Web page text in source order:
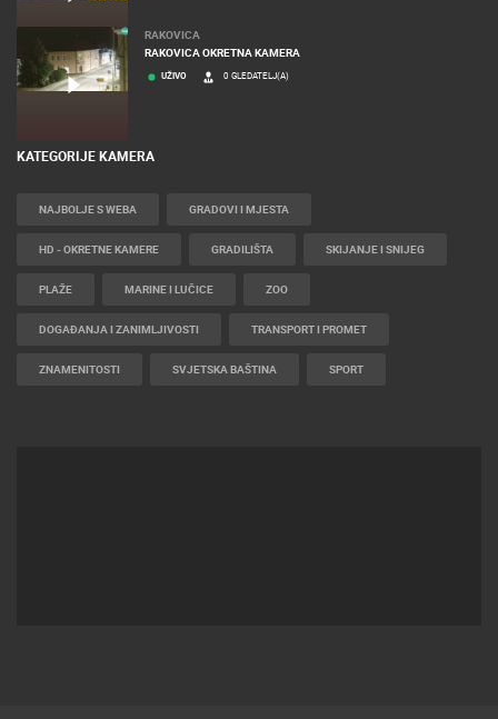
RAKOVICA
RAKOVICA OKRETNA KAMERA
UŽIVO 0 GLEDATELJ(A)
KATEGORIJE KAMERA
NAJBOLJE S WEBA GRADOVI I MJESTA
HD - OKRETNE KAMERE GRADILIŠTA SKIJANJE I SNIJEG
PLAŽE MARINE I LUČICE ZOO
DOGAĐANJA I ZANIMLJIVOSTI TRANSPORT I PROMET
ZNAMENITOSTI SVJETSKA BAŠTINA SPORT